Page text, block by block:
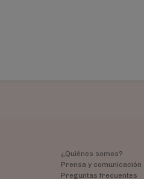
¿Quiénes somos?
Prensa y comunicación
Preguntas frecuentes